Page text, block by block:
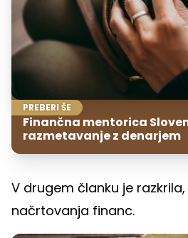
PREBERI ŠE
Finančna mentorica
razmetavanje z denarjem
V drugem članku je
načrtovanja financ.